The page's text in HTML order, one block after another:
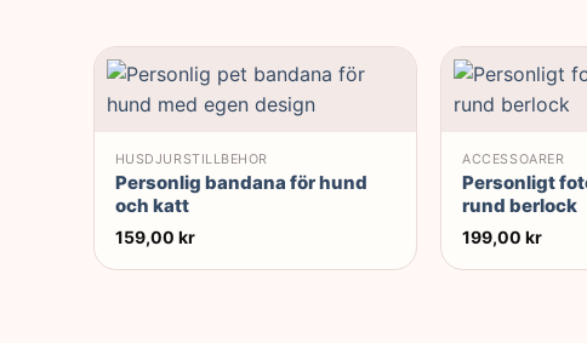
HUSDJURSTILLBEHÖR
Personlig bandana för hund
och katt
159,00 kr
ACCESSOARER
Personligt
rund berlock
199,00kr